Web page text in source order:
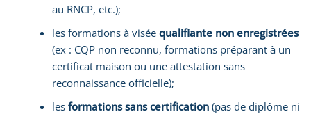
au RNCP, etc.);
les formations à visée qualifiante non enregistrées
(ex : CQP non reconnu, formations préparant à un
certificat maison ou une attestation sans
reconnaissance officielle);
les formations sans certification (pas de diplôme ni